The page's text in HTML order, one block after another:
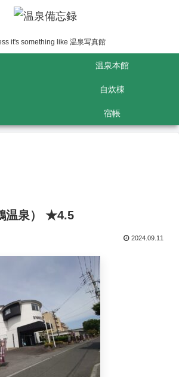
it's something like 温泉写真館
温泉本館
自炊棟
宿帳
温泉） ★4.5
2024.09.11